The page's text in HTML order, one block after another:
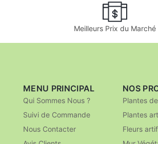
Meilleurs Prix du Marché
MENU PRINCIPAL
Qui Sommes Nous ?
Suivi de Commande
Nous Contacter
NOS
Plantes
Plantes
Fleurs